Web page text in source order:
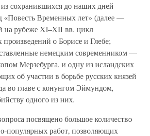
сохранившихся до наших дней
«Повесть Временных лет» (далее —
на рубеже XI–XII вв. цикл
произведений о Борисе и Глебе;
немецким современником —
Мерзебурга, и одну из исландских
об участии в борьбе русских князей
во главе с конунгом Эймундом,
одного из них.
посвящено большое количество
популярных работ, позволяющих